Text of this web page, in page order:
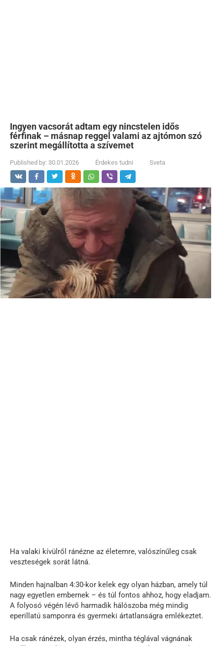
Ingyen vacsorát adtam egy nincstelen idős
férfinak – másnap reggel valami az ajtómon szó
szerint megállította a szívemet
Published by: 30.01.2026 Érdekes tudni Sveta
Ha valaki kívülről ránézne az életemre, valószínűleg csak
veszteségek sorát látná.
Minden hajnalban 4:30-kor kelek egy olyan házban, amely túl
nagy egyetlen embernek – és túl fontos ahhoz, hogy eladjam.
A folyosó végén lévő harmadik hálószoba még mindig
eperillatú samponra és gyermeki ártatlanságra emlékeztet.
Ha csak ránézek, olyan érzés, mintha téglával vágnának